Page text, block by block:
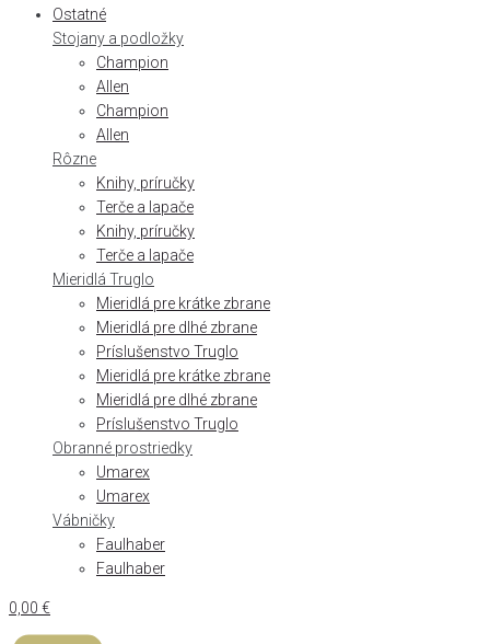
Ostatné
Stojany a podložky
Champion
Allen
Champion
Allen
Rôzne
Knihy, príručky
Terče a lapače
Knihy, príručky
Terče a lapače
Mieridlá Truglo
Mieridlá pre krátke zbrane
Mieridlá pre dlhé zbrane
Príslušenstvo Truglo
Mieridlá pre krátke zbrane
Mieridlá pre dlhé zbrane
Príslušenstvo Truglo
Obranné prostriedky
Umarex
Umarex
Vábničky
Faulhaber
Faulhaber
0,00 €